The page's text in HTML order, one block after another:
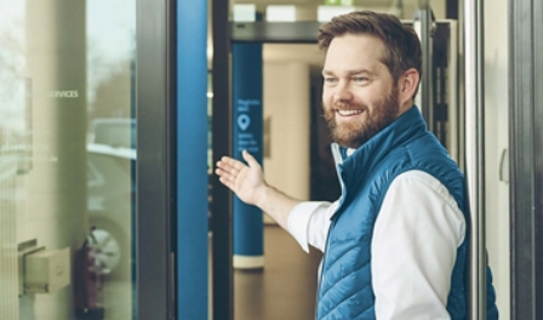
Skip to main content
Skip to footer